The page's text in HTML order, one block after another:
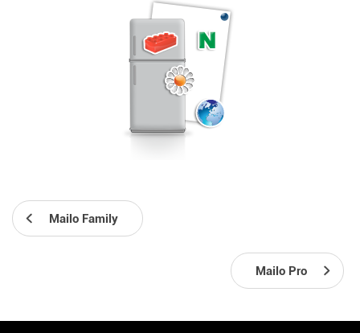
Mailo Family
Mailo Pro